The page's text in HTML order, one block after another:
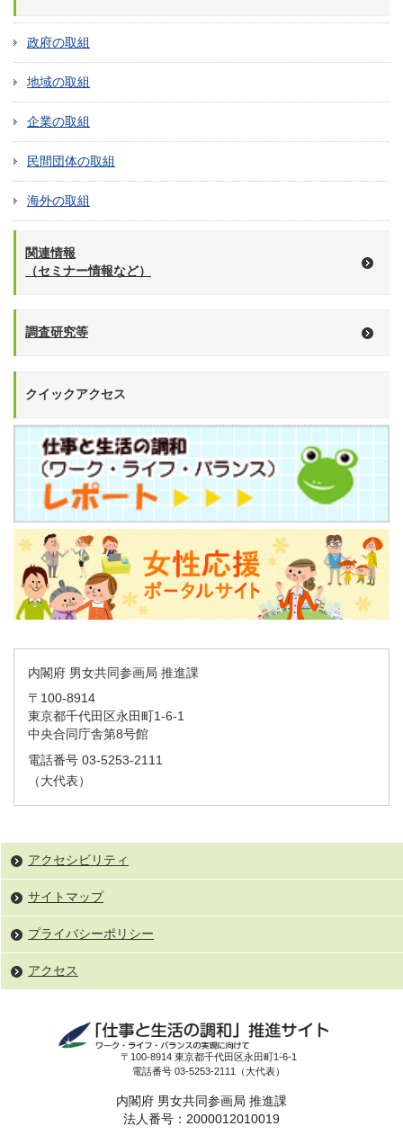
政府の取組
地域の取組
企業の取組
民間団体の取組
海外の取組
関連情報
（セミナー情報など）
調査研究等
クイックアクセス
内閣府 男女共同参画局 推進課
〒100-8914
東京都千代田区永田町1-6-1
中央合同庁舎第8号館
電話番号 03-5253-2111
（大代表）
アクセシビリティ
サイトマップ
プライバシーポリシー
アクセス
〒100-8914 東京都千代田区永田町1-6-1
電話番号 03-5253-2111（大代表）
内閣府 男女共同参画局 推進課
法人番号：2000012010019